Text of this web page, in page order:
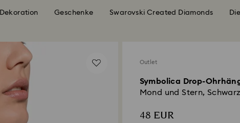
Dekoration Geschenke Swarovski Created Diamonds
Outlet
Symbolica Drop-
Mond und Stern,
48 EUR